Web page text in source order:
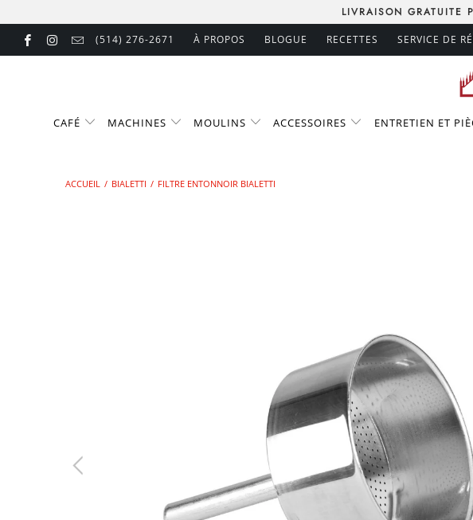
LIVRAISON GRATUITE
(514) 276-2671 À PROPOS BLOGUE RECETTES SERVICE DE
CAFÉ MACHINES MOULINS ACCESSOIRES ENTRETIEN ET
ACCUEIL / BIALETTI / FILTRE ENTONNOIR BIALETTI